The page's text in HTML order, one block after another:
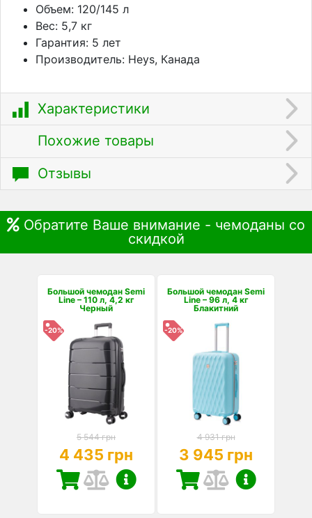
Объем: 120/145 л
Вес: 5,7 кг
Гарантия: 5 лет
Производитель: Heys, Канада
Характеристики
Похожие товары
Отзывы
Обратите Ваше внимание - чемоданы со
скидкой
Большой чемодан Semi
Line – 110 л, 4,2 кг
Черный
-20%
5 544 грн
4 435 грн
Большой чемодан Semi
Line – 96 л, 4 кг
Блакитний
-20%
4 931 грн
3 945 грн